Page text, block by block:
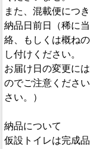
また、混載便につ
納品日前日（稀に
絡、もしくは概ね
し付けください。
お届け日の変更に
のでご注意くださ
さい。）
納品について
仮設トイレは完成